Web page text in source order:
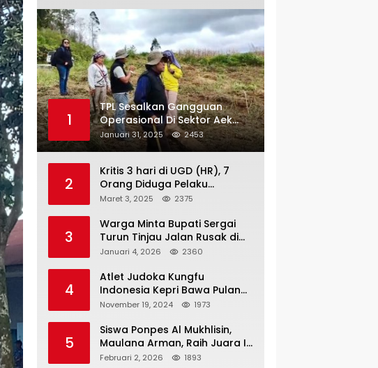
1
TPL Sesalkan Gangguan
Operasional Di Sektor Aek
Nauli
Januari 31, 2025 2453
2
Kritis 3 hari di UGD (HR), 7
Orang Diduga Pelaku
Pengeroyokan di Lift KTV
Kantor Hukum JAP
Pertanyakan Kinerja Polresta
Tanjungpinang
Maret 3, 2025 2375
3
Warga Minta Bupati Sergai
Turun Tinjau Jalan Rusak di
Dusun 4 Desa Sei Periuk
Januari 4, 2026 2360
4
Atlet Judoka Kungfu
Indonesia Kepri Bawa Pulang
11 Medali Pra Fornas bogor, 3
November 19, 2024 1973
5
Siswa Ponpes Al Mukhlisin,
Maulana Arman, Raih Juara I
Taekwondo Junior Putra di
Februari 2, 2026 1893